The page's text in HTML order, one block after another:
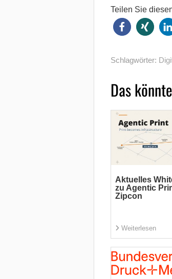
Teilen Sie
Schlagwörter:
Das
Aktuelles
zu Agentic
Zipcon
Weiterlesen